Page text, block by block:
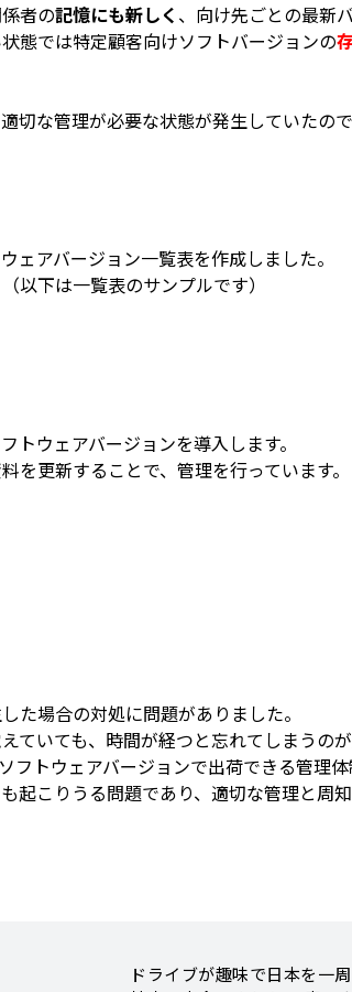
者の記憶にも新しく 、向け先ごとの最新
態では特定顧客向けソフトバージョンの
な管理が必要な状態が発生していたので
ェアバージョン一覧表を作成しました。
以下は一覧表のサンプルです）
トウェアバージョンを導入します。
更新することで、管理を行っています。
た場合の対処に問題がありました。
いても、時間が経つと忘れてしまうのが
トウェアバージョンで出荷できる管理体
こりうる問題であり、適切な管理と周知
ドライブが趣味で日本を一